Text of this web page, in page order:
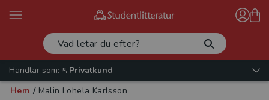
Handlar som:
Privatkund
Hem / Malin Lohela Karlsson